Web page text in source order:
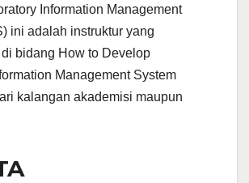
Information Management
ini adalah instruktur yang
bidang How to Develop
Management System
kalangan akademisi maupun